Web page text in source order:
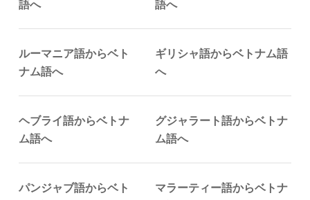
語へ
語へ
ルーマニア語からベト
ナム語へ
ギリシャ語からベトナム語
へ
ヘブライ語からベトナ
ム語へ
グジャラート語からベトナ
ム語へ
パンジャブ語からベト
マラーティー語からベトナ